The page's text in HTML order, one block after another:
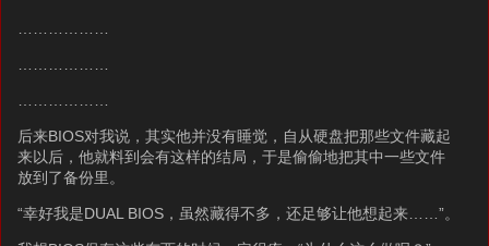
后来BIOS对我说，其实他并没有睡觉，自从硬盘把那些文件藏起
来以后，他就料到会有这样的结局，于是偷偷地把其中一些文件
放到了备份里。
“幸好我是DUAL BIOS，虽然藏得不多，还足够让他想起来……”。